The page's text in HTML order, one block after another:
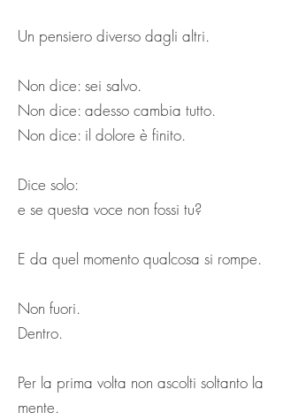
Un pensiero diverso dagli altri.
Non dice: sei salvo.
Non dice: adesso cambia tutto.
Non dice: il dolore è finito.
Dice solo:
e se questa voce non fossi tu?
E da quel momento qualcosa si rompe.
Non fuori.
Dentro.
Per la prima volta non ascolti soltanto la
mente.